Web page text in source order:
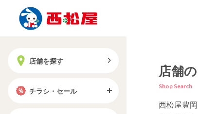
店舗を探す
チラシ・セール
店舗
Shop Search
西松屋豊